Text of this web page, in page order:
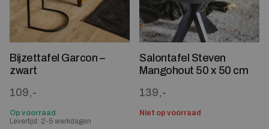
Bijzettafel Garcon –
zwart
109,-
Op voorraad
Levertijd: 2-5 werkdagen
Salontafel Steven
Mangohout 50 x 50 cm
139,-
Niet op voorraad